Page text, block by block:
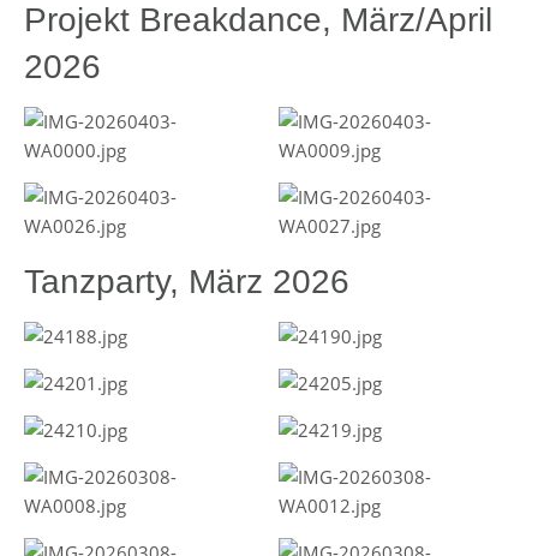
Projekt Breakdance, März/April
2026
Tanzparty, März 2026